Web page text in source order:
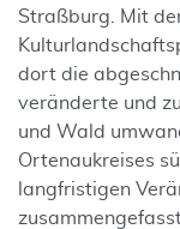
Straßburg. Mit
dort die
veränderte und
und Wald
Ortenaukreises
langfristigen